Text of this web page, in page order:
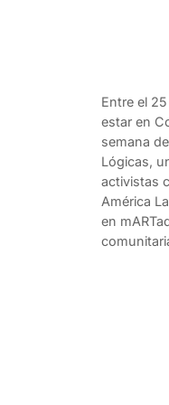
Entre el
estar en
semana
Lógicas,
activistas
América
en